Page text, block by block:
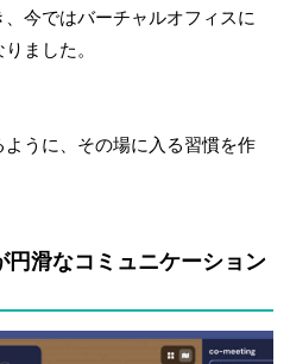
今ではバーチャルオフィスに
ました。
うに、その場に入る習慣を作
円滑なコミュニケーション